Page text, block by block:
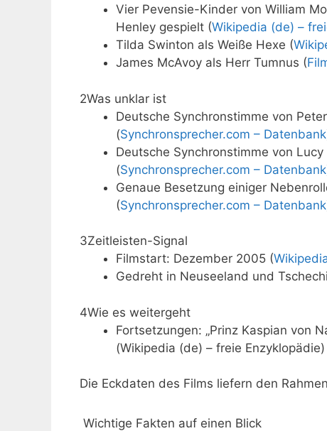
Vier Pevensie-Kinder von William
Henley gespielt (Wikipedia (de) –
Tilda Swinton als Weiße Hexe (
James McAvoy als Herr Tumnus (
2Was unklar ist
Deutsche Synchronstimme von
(Synchronsprecher.com – Datenbank
Deutsche Synchronstimme von
(Synchronsprecher.com – Datenbank
Genaue Besetzung einiger
(Synchronsprecher.com – Datenbank
3Zeitleisten-Signal
Filmstart: Dezember 2005 (
Gedreht in Neuseeland und
4Wie es weitergeht
Fortsetzungen: „Prinz Kaspian von
(Wikipedia (de) – freie Enzyklopädie)
Die Eckdaten des Films liefern den
Wichtige Fakten auf einen Blick